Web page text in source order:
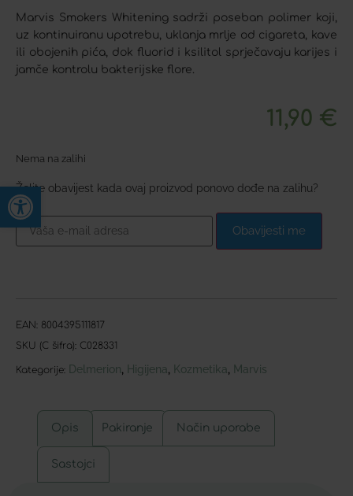
Open toolbar
Marvis Smokers Whitening sadrži poseban polimer koji,
uz kontinuiranu upotrebu, uklanja mrlje od cigareta, kave
ili obojenih pića, dok fluorid i ksilitol sprječavaju karijes i
jamče kontrolu bakterijske flore.
11,90 €
Nema na zalihi
Želite obavijest kada ovaj proizvod ponovo dođe na zalihu?
Obavijesti me
EAN: 8004395111817
SKU (C šifra): C028331
Kategorije: Delmerion Higijena Kozmetika Marvis
Opis Pakiranje Način uporabe
Sastojci